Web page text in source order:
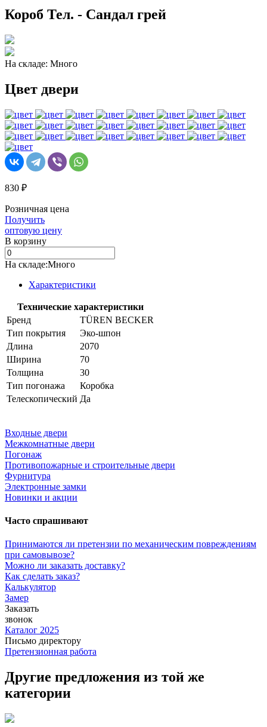
Короб Тел. - Сандал грей
На складе: Много
Цвет двери
830 ₽
Розничная цена
Получить
оптовую цену
В корзинy
На складе:Много
Характеристики
Технические характеристики
Бренд
TÜREN BECKER
Тип покрытия
Эко-шпон
Длина
2070
Ширина
70
Толщина
30
Тип погонажа
Коробка
Телескопический Да
Входные двери
Межкомнатные двери
Погонаж
Противопожарные и строительные двери
Фурнитура
Электронные замки
Новинки и акции
Часто спрашивают
Принимаются ли претензии по механическим повреждениям
при самовывозе?
Можно ли заказать доставку?
Как сделать заказ?
Калькулятор
Замер
Заказать
звонок
Каталог 2025
Письмо директору
Претензионная работа
Другие предложения из той же
категории